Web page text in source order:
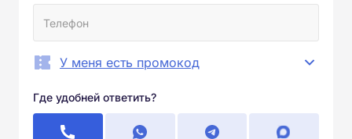
У меня есть промокод
Где удобней ответить?